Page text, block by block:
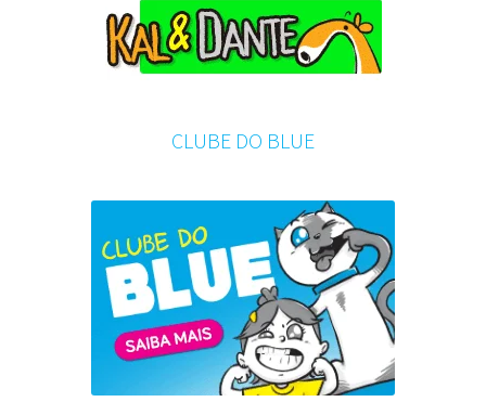
CLUBE DO BLUE